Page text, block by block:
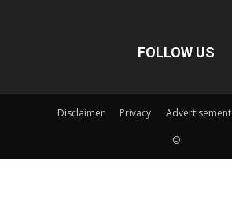
FOLLOW US
Disclaimer Privacy Advertisement
©